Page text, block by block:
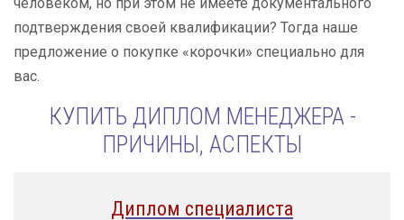
подтверждения своей квалификации? Тогда наше
предложение о покупке «корочки» специально для
вас.
КУПИТЬ ДИПЛОМ МЕНЕДЖЕРА -
ПРИЧИНЫ, АСПЕКТЫ
Диплом специалиста